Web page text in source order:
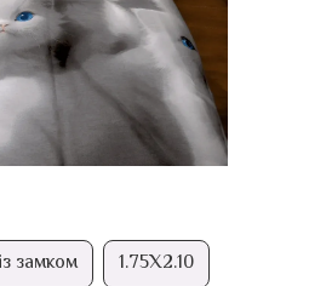
замком
1.75Х2.10